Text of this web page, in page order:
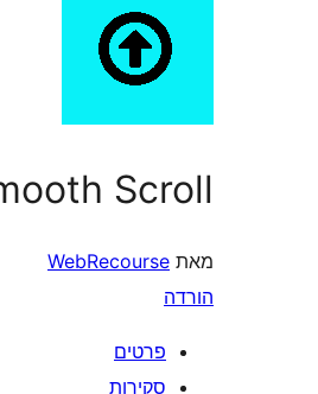
Scroll
מאת WebRecourse
הורדה
פרטים
סקירות